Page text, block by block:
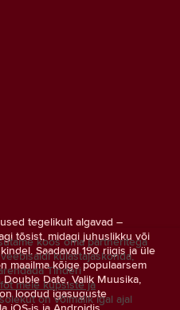
tegelikult algavad –
tõsist, midagi juhuslikku või
Saadaval 190 riigis ja üle
maailma kõige populaarsem
Date, Valik Muusika,
loodud igasuguste
koos oma partneritega
külastajaskonda,
Tinderi
meie küpsiste ja
on võimalik igal ajal